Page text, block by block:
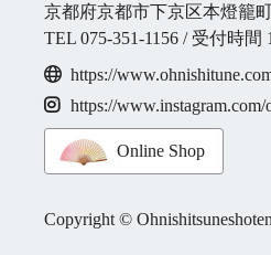
京都府京都市下京区本燈籠
TEL 075-351-1156 / 受付時間
https://
https://www.instagram.com/
Online Shop
Copyright ©